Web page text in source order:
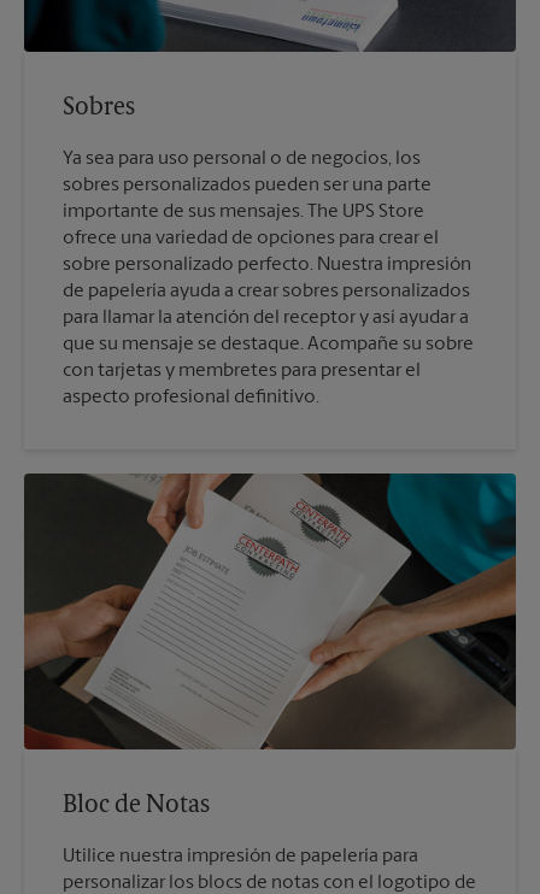
Sobres
Ya sea para uso personal o de negocios, los
sobres personalizados pueden ser una parte
importante de sus mensajes. The UPS Store
ofrece una variedad de opciones para crear el
sobre personalizado perfecto. Nuestra impresión
de papelería ayuda a crear sobres personalizados
para llamar la atención del receptor y así ayudar a
que su mensaje se destaque. Acompañe su sobre
con tarjetas y membretes para presentar el
aspecto profesional definitivo.
Bloc de Notas
Utilice nuestra impresión de papelería para
personalizar los blocs de notas con el logotipo de